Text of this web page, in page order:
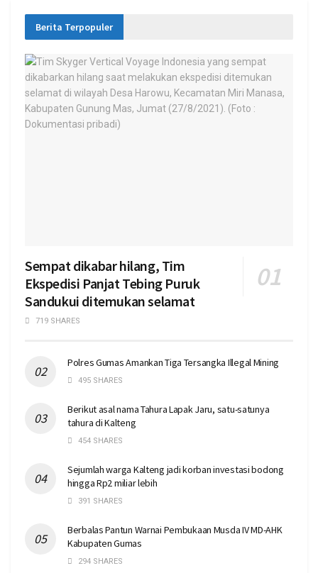
Berita Terpopuler
Sempat dikabar hilang, Tim
Ekspedisi Panjat Tebing Puruk
Sandukui ditemukan selamat
719 SHARES
Polres Gumas Amankan Tiga Tersangka Illegal Mining
495 SHARES
Berikut asal nama Tahura Lapak Jaru, satu-satunya
tahura di Kalteng
454 SHARES
Sejumlah warga Kalteng jadi korban investasi bodong
hingga Rp2 miliar lebih
391 SHARES
Berbalas Pantun Warnai Pembukaan Musda IV MD-AHK
Kabupaten Gumas
294 SHARES